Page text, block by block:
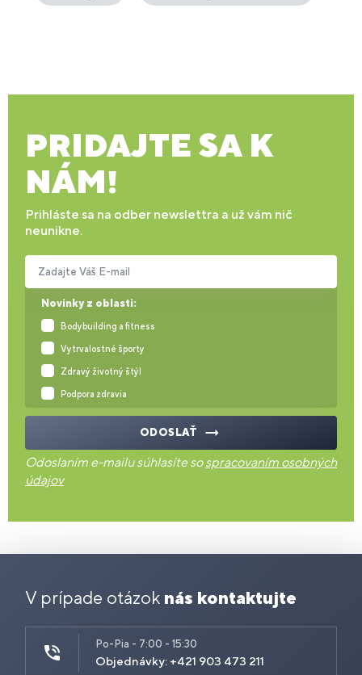
PRIDAJTE SA K
NÁM!
Prihláste sa na odber newslettra a už vám nič
neunikne.
Novinky z oblasti:
Bodybuilding a fitness
Vytrvalostné športy
Zdravý životný štýl
Podpora zdravia
Zadajte Váš E-mail
ODOSLAŤ
Odoslaním e-mailu súhlasíte sospracovaním osobných
údajov
V prípade otázok nás kontaktujte
Po-Pia - 7:00 - 15:30
Objednávky: +421 903 473 211